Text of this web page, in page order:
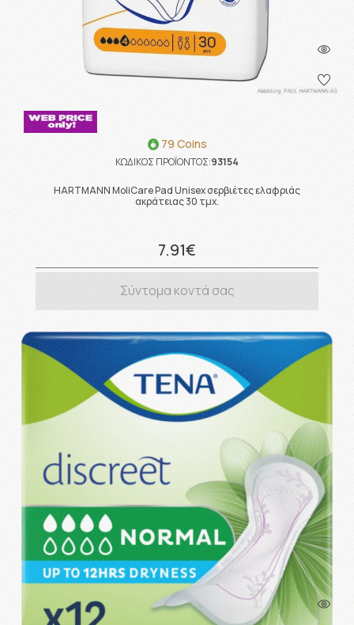
79 Coins
ΚΩΔΙΚΟΣ ΠΡΟΪΟΝΤΟΣ:93154
HARTMANN MoliCare Pad Unisex σερβιέτες ελαφριάς
ακράτειας 30 τμχ.
7.91€
Σύντομα κοντά σας